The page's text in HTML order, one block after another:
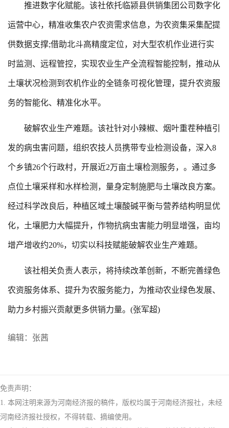
推进数字化赋能。该社依托临颍县供销集团公司数字化
运营中心，精准收集农户农资需求信息，为农资集采集配提
供数据支撑;借助北斗高精度定位，对大型农机作业进行实
时监测、远程管控，实现农业生产全流程智能控制，推动从
土壤状况检测到农机作业的全链条可视化管理，提升农资服
务的智能化、精准化水平。
破解农业生产难题。该社针对小辣椒、烟叶重茬种植引
发的病虫害问题，组织农技人员携带专业检测设备，深入8
个乡镇26个行政村，开展近2万亩土壤检测服务，。通过多
点位土壤采样和水样检测，量身定制施肥与土壤改良方案。
经过科学改良后，种植区域土壤酸碱平衡与营养结构明显优
化，土壤肥力大幅提升，作物抗病虫害能力明显增强，亩均
增产增收约20%，切实以科技赋能破解农业生产难题。
该社相关负责人表示，将持续改革创新，不断完善绿色
农资服务体系、提升为农服务能力，为推动农业绿色发展、
助力乡村振兴贡献更多供销力量。(张军超)
编辑：张茜
免责声明：
1. 本网注明来源为河南经济报的稿件，版权均属于河南经济报社，未经
河南经济报社授权，不得转载、摘编使用。